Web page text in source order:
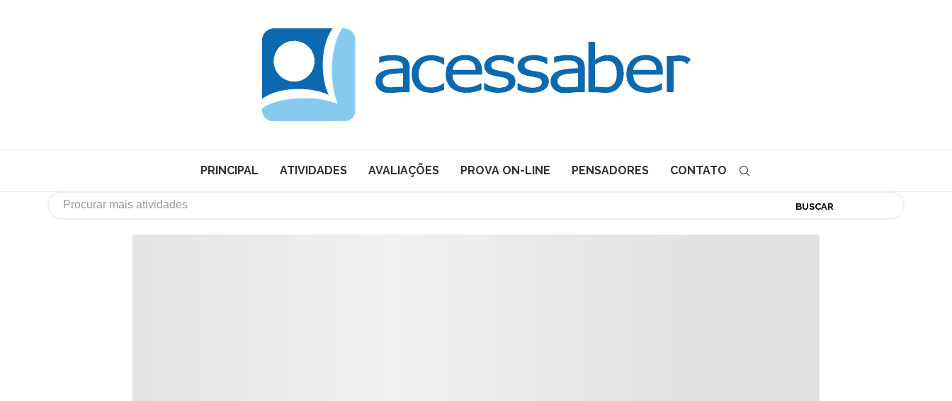
PRINCIPAL ATIVIDADES AVALIAÇÕES PROVA ON-LINE PENSADORES CONTATO
BUSCAR